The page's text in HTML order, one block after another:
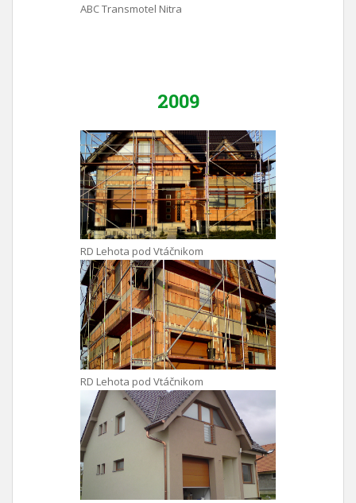
ABC Transmotel Nitra
2009
RD Lehota pod Vtáčnikom
RD Lehota pod Vtáčnikom